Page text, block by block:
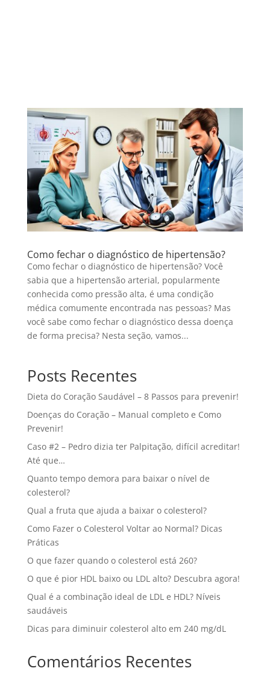
Como fechar o diagnóstico de hipertensão?
Como fechar o diagnóstico de hipertensão? Você
sabia que a hipertensão arterial, popularmente
conhecida como pressão alta, é uma condição
médica comumente encontrada nas pessoas? Mas
você sabe como fechar o diagnóstico dessa doença
de forma precisa? Nesta seção, vamos...
Posts Recentes
Dieta do Coração Saudável – 8 Passos para prevenir!
Doenças do Coração – Manual completo e Como
Prevenir!
Caso #2 – Pedro dizia ter Palpitação, difícil acreditar!
Até que…
Quanto tempo demora para baixar o nível de
colesterol?
Qual a fruta que ajuda a baixar o colesterol?
Como Fazer o Colesterol Voltar ao Normal? Dicas
Práticas
O que fazer quando o colesterol está 260?
O que é pior HDL baixo ou LDL alto? Descubra agora!
Qual é a combinação ideal de LDL e HDL? Níveis
saudáveis
Dicas para diminuir colesterol alto em 240 mg/dL
Comentários Recentes